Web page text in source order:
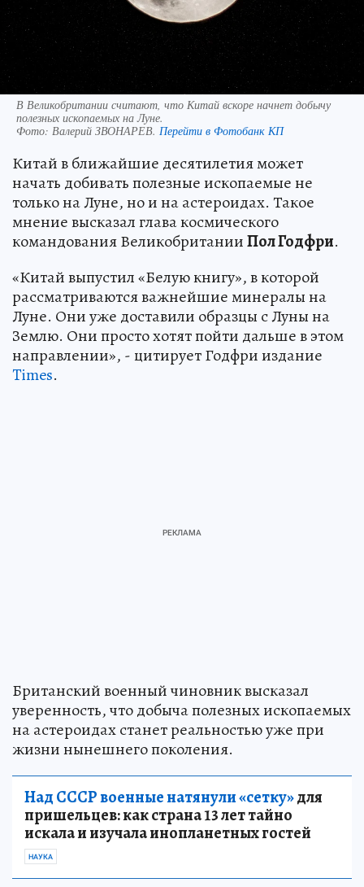
В Великобритании считают, что Китай вскоре начнет добычу
полезных ископаемых на Луне.
Фото: Валерий ЗВОНАРЕВ. Перейти в Фотобанк КП
Китай в ближайшие десятилетия может
начать добивать полезные ископаемые не
только на Луне, но и на астероидах. Такое
мнение высказал глава космического
командования ВеликобританииПол Годфри.
«Китай выпустил «Белую книгу», в которой
рассматриваются важнейшие минералы на
Луне. Они уже доставили образцы с Луны на
Землю. Они просто хотят пойти дальше в этом
направлении», - цитирует Годфри издание
Times.
Британский военный чиновник высказал
уверенность, что добыча полезных ископаемых
на астероидах станет реальностью уже при
жизни нынешнего поколения.
Над СССР военные натянули «сетку»для
пришельцев: как страна 13 лет тайно
искала и изучала инопланетных гостей
НАУКА